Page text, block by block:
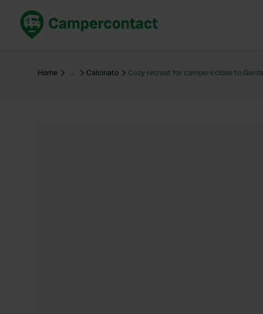
France
France
Home … Calcinato Cozy retreat for campers close to